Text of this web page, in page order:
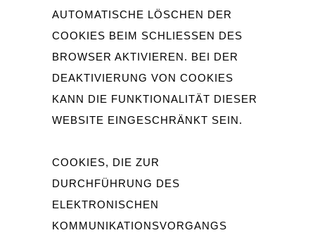
UTOMATISCHE LÖSCHEN DER C
OOKIES BEIM SCHLIESSEN DES BR
OWSER AKTIVIEREN. BEI DER DE
AKTIVIERUNG VON COOKIES KA
NN DIE FUNKTIONALITÄT DIESER WE
BSITE EINGESCHRÄNKT SEIN.
COOKIES, DIE ZUR
DURCHFÜHRUNG DES
ELEKTRONISCHEN
KOMMUNIKATIONSVORGANGS